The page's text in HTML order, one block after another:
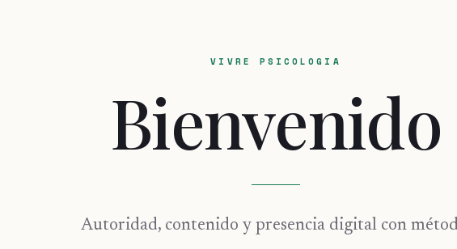
VIVRE PSICOLOGIA
Bienvenido
Autoridad, contenido y presencia digital con